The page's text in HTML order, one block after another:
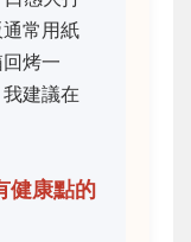
常用紙
烤一
建議在
健康點的